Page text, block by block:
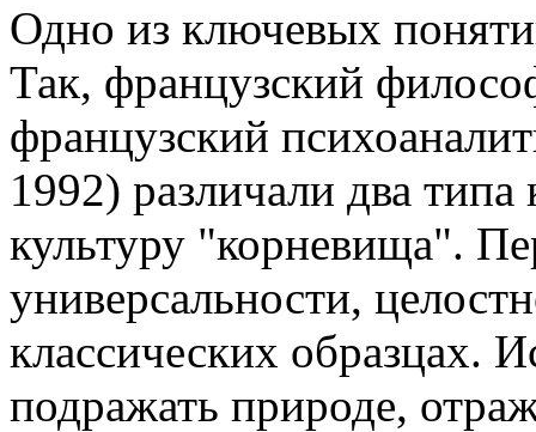
Одно из ключевых
Так, французский
французский
1992) различали два
культуру "корневища".
универсальности,
классических образцах.
подражать природе,